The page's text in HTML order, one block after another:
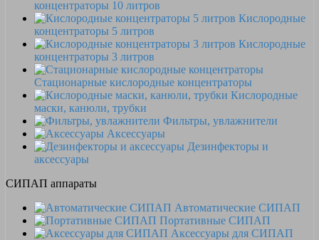
концентраторы 10 литров
Кислородные
концентраторы 5 литров
Кислородные
концентраторы 3 литров
Стационарные кислородные концентраторы
Кислородные
маски, канюли, трубки
Фильтры, увлажнители
Аксессуары
Дезинфекторы и
аксессуары
СИПАП аппараты
Автоматические СИПАП
Портативные СИПАП
Аксессуары для СИПАП